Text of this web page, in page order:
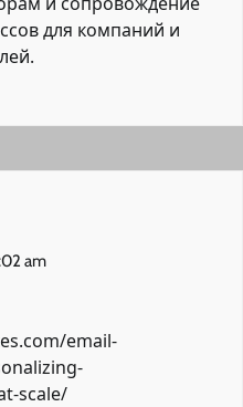
для компаний и
am
email-
scale/